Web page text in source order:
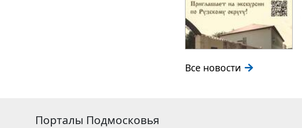
Все новости
Порталы Подмосковья